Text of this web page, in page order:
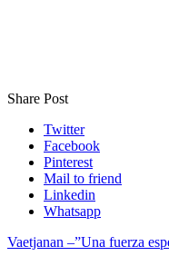
Share Post
Twitter
Facebook
Pinterest
Mail to friend
Linkedin
Whatsapp
Vaetjanan –”Una fuerza